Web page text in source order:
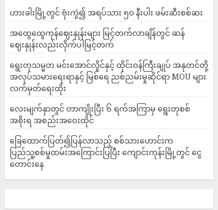
ဟားခါးမြို့တွင် ဗုံးကွဲ၍ အရပ်သား ၅၀ နီးပါး ဖမ်းဆီးစစ်ဆး
အထွေထွေကုန်ဈေးနှုန်းများ မြင့်တက်လာချိန်တွင် ဆန်
ဈေးနှုန်းလည်းလိုက်ပါမြင့်တက်
ရွေးတုသမ္မတ မင်းအောင်လှိုင်နှင့် ထိုင်းဝန်ကြီးချုပ် အနုတင်တို့
အလုပ်သမားရေးရာနှင့် မြစ်ရေ ညစ်ညမ်းမှုဆိုင်ရာ MOU များ
လက်မှတ်ရေးထိုး
လေးမျက်နှာတွင် တာကျိုးပြီး ၆ ရက်အကြာမှ ရွေးတုစစ်
အစိုးရ အစည်းအဝေးထိုင်
ခြေထောက်ပြတ်၍ပြန်လာသည့် စစ်သားဟောင်းက
ပြည်သူ့စစ်မှုထမ်းအကြောင်းပြပြီး ကျောင်းကုန်းမြို့တွင် ငွေ
တောင်းနေ